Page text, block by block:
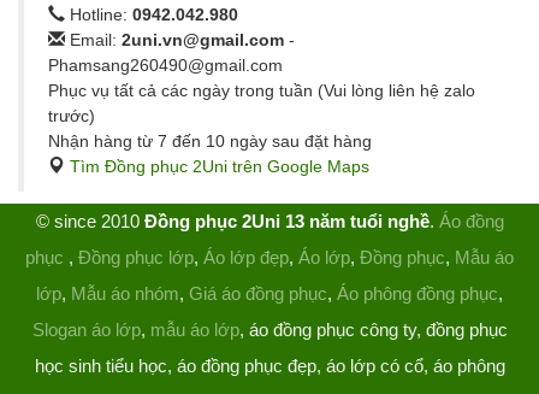
Hotline: 0942.042.980
Email: 2uni.vn@gmail.com -
Phamsang260490@gmail.com
Phục vụ tất cả các ngày trong tuần (Vui lòng liên hệ zalo
trước)
Nhận hàng từ 7 đến 10 ngày sau đặt hàng
Tìm Đồng phục 2Uni trên Google Maps
© since 2010 Đồng phục 2Uni 13 năm tuổi nghề. Áo đồng
phục , Đồng phục lớp, Áo lớp đẹp, Áo lớp, Đồng phục, Mẫu áo
lớp, Mẫu áo nhóm, Giá áo đồng phục, Áo phông đồng phục,
Slogan áo lớp, mẫu áo lớp, áo đồng phục công ty, đồng phục
học sinh tiểu học, áo đồng phục đẹp, áo lớp có cổ, áo phông